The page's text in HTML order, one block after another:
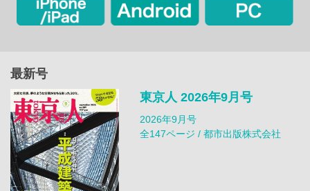
最新号
東京人 2026年9月号
2026年9月号
全147ページ / 都市出版株式会社